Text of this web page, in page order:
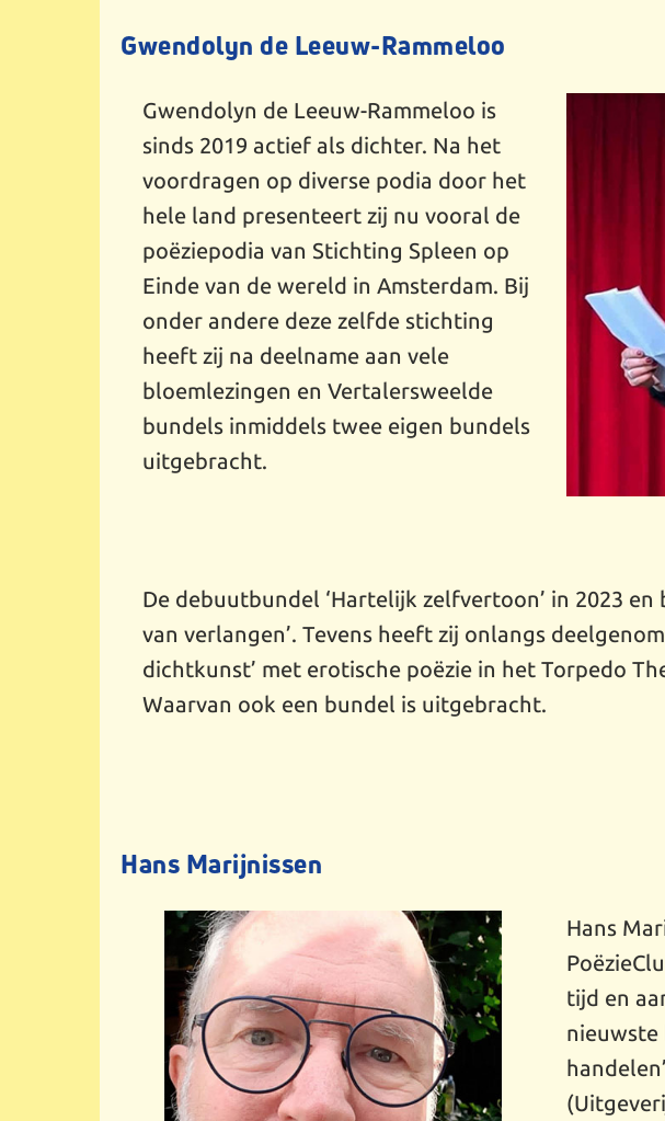
Gwendolyn de Leeuw-Rammeloo
Gwendolyn de Leeuw-Rammeloo is
sinds 2019 actief als dichter. Na het
voordragen op diverse podia door het
hele land presenteert zij nu vooral de
poëziepodia van Stichting Spleen op
Einde van de wereld in Amsterdam. Bij
onder andere deze zelfde stichting
heeft zij na deelname aan vele
bloemlezingen en Vertalersweelde
bundels inmiddels twee eigen bundels
uitgebracht.
De debuutbundel ‘Hartelijk zelfvertoon’ in 2023 en
van verlangen’. Tevens heeft zij onlangs
dichtkunst’ met erotische poëzie in het Torpedo
Waarvan ook een bundel is uitgebracht.
Hans Marijnissen
Hans
tijd en
nieuwste